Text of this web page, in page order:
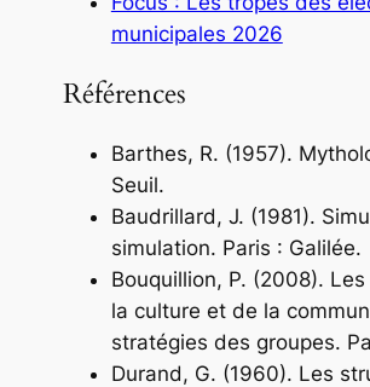
municipales 2026
Références
Barthes, R. (1957).
Seuil.
Baudrillard, J. (1981).
simulation. Paris : Galilée.
Bouquillion, P. (2008).
la culture et de la
stratégies des groupes.
Durand, G. (1960). Les